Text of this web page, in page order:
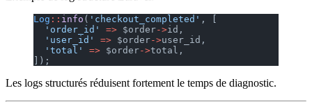
Log :: info ( 'checkout_completed' , [
  'order_id'
=> $order->id,
  'user_id'
=> $order->user_id,
  'total'
=> $order->total,
]);
Les logs structurés réduisent fortement le temps de diagnostic.